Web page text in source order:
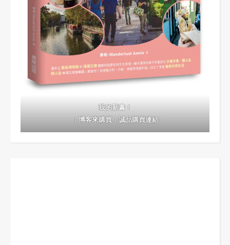
我的新書！
｜博客來購買｜誠品購買連結